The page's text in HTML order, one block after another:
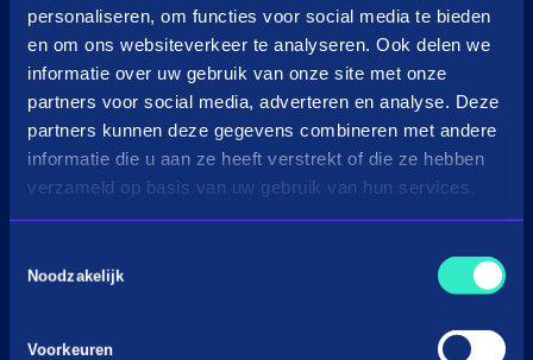
personaliseren, om functies voor social media te bieden
en om ons websiteverkeer te analyseren. Ook delen we
informatie over uw gebruik van onze site met onze
partners voor social media, adverteren en analyse. Deze
partners kunnen deze gegevens combineren met andere
informatie die u aan ze heeft verstrekt of die ze hebben
verzameld op basis van uw gebruik van hun services.
Noodzakelijk
Voorkeuren
Merchant support
Over Payin3
Over in3
Vacatures
Nieuws & Media
Voorwaarden
Privacyverklaringen
Cookiebeleid